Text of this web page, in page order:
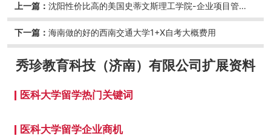
上一篇： 沈阳性价比高的美国史蒂文斯理工学院-企业项目管理理学硕士
下一篇： 海南做的好的西南交通大学1+X自考大概费用
秀珍教育科技（济南）有限公司扩展资料
医科大学留学热门关键词
医科大学留学企业商机